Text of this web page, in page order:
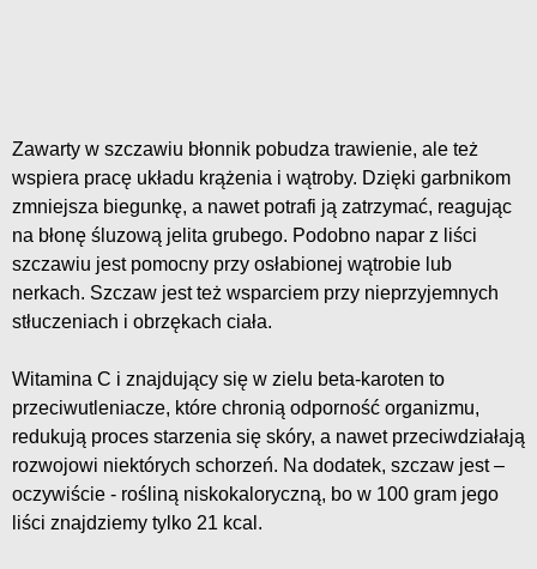
Zawarty w szczawiu błonnik pobudza trawienie, ale też
wspiera pracę układu krążenia i wątroby. Dzięki garbnikom
zmniejsza biegunkę, a nawet potrafi ją zatrzymać, reagując
na błonę śluzową jelita grubego. Podobno napar z liści
szczawiu jest pomocny przy osłabionej wątrobie lub
nerkach. Szczaw jest też wsparciem przy nieprzyjemnych
stłuczeniach i obrzękach ciała.
Witamina C i znajdujący się w zielu beta-karoten to
przeciwutleniacze, które chronią odporność organizmu,
redukują proces starzenia się skóry, a nawet przeciwdziałają
rozwojowi niektórych schorzeń. Na dodatek, szczaw jest –
oczywiście - rośliną niskokaloryczną, bo w 100 gram jego
liści znajdziemy tylko 21 kcal.